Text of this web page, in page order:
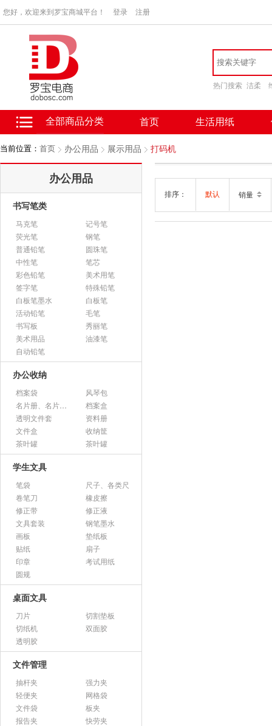
您好，欢迎来到罗宝商城平台！ 登录 注册
热门搜索 洁柔
全部商品分类 首页 生活用纸
当前位置： 首页 办公用品 展示用品 打码机
办公用品
书写笔类
马克笔
记号笔
荧光笔
钢笔
普通铅笔
圆珠笔
中性笔
笔芯
彩色铅笔
美术用笔
签字笔
特殊铅笔
白板笔墨水
白板笔
活动铅笔
毛笔
书写板
秀丽笔
美术用品
油漆笔
自动铅笔
办公收纳
档案袋
风琴包
名片册、名片盒、名片座
档案盒
透明文件套
资料册
文件盒
收纳筐
茶叶罐
茶叶罐
学生文具
笔袋
尺子、各类尺
卷笔刀
橡皮擦
修正带
修正液
文具套装
钢笔墨水
画板
垫纸板
贴纸
扇子
印章
考试用纸
圆规
桌面文具
刀片
切割垫板
切纸机
双面胶
透明胶
文件管理
抽杆夹
强力夹
轻便夹
网格袋
文件袋
板夹
报告夹
快劳夹
排序： 默认 销量